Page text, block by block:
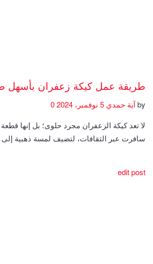
طريقة عمل كيكة زعفران بأسهل
byآية حمدي
لا تعد كيكة الزعفران مجرد حلوى؛ بل إنها
سافرت عبر الثقافات، لتضيف لمسة ذهبية
edit post